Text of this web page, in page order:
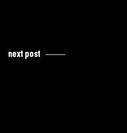
next post